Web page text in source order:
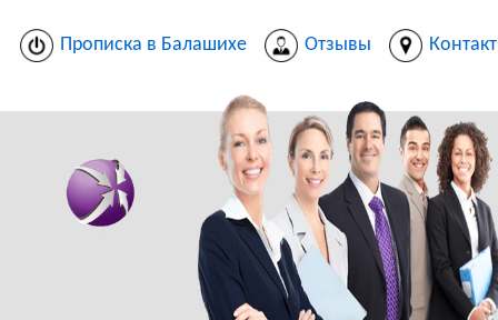
Прописка в Балашихе Отзывы